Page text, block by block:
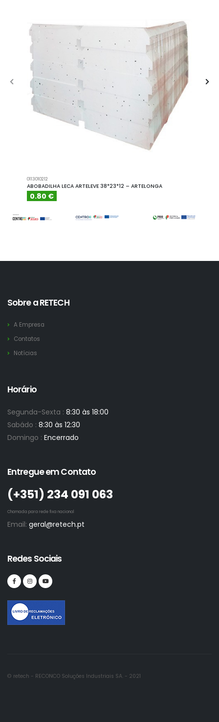
0113010212
ABOBADILHA LECA ARTELEVE 38*23*12 – ARTELONGA
0.80 €
Sobre a RETECH
A Empresa
Contatos
Notícias
Horário
Segunda-Sexta : 8:30 às 18:00
Sabádo : 8:30 às 12:30
Domingo : Encerrado
Entregue em Contato
(+351)­ 234 091 063
Chamada para rede fixa nacional
Email: geral@retech.pt
Redes Sociais
© retech - RECONCO Soluções Industriais SA. - 2021